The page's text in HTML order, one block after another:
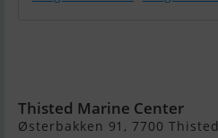
Thisted Marine Center
Østerbakken 91, 7700